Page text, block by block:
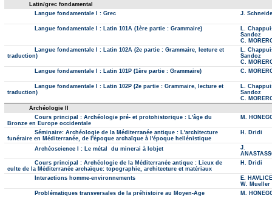
Latin/grec fondamental
Langue fondamentale I : Grec
J.
Langue fondamentale I : Latin 101A (1ère partie : Grammaire)
L.
Sandoz
C.
Langue fondamentale I : Latin 102A (2e partie : Grammaire, lecture et
traduction)
L.
Sandoz
C.
Langue fondamentale I : Latin 101P (1ère partie : Grammaire)
C.
Langue fondamentale I : Latin 102P (2e partie : Grammaire, lecture et
traduction)
L.
Sandoz
C.
Archéologie II
Cours principal : Archéologie pré- et protohistorique : L'âge du
Bronze en Europe occidentale
M.
Séminaire: Archéologie de la Méditerranée antique : L'architecture
funéraire en Méditerranée, de l'époque archaïque à l'époque hellénistique
H. Dridi
Archéoscience I : Le métal  du minerai à lobjet
J.
Cours principal : Archéologie de la Méditerranée antique : Lieux de
culte de la Méditerranée archaïque: topographie, architecture et matériaux
H. Dridi
Interactions homme-environnements
E.
W. Mueller
Problématiques transversales de la préhistoire au Moyen-Age
M.